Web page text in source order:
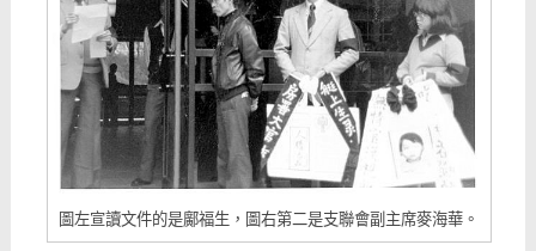
圖左宣讀文件的是鄺福生，圖右第二是支聯會副主席麥海華。